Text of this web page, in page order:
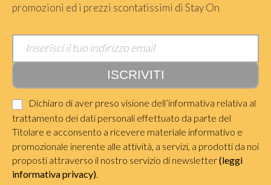
promozioni ed i prezzi scontatissimi di Stay On
Dichiaro di aver preso visione dell’informativa relativa al
trattamento dei dati personali effettuato da parte del
Titolare e acconsento a ricevere materiale informativo e
promozionale inerente alle attività, a servizi, a prodotti da noi
proposti attraverso il nostro servizio di newsletter(leggi
informativa privacy).